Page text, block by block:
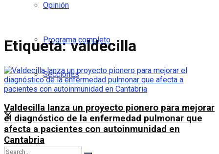
Opinión
Programa completo
Secciones
Etiqueta:valdecilla
Valdecilla lanza un proyecto pionero para mejorar
el diagnóstico de la enfermedad pulmonar que
afecta a pacientes con autoinmunidad en
Cantabria